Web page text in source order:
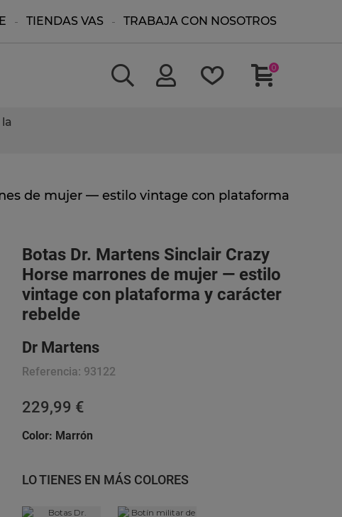
TIENDAS VAS TRABAJA CON NOSOTROS
0
de mujer — estilo vintage con plataforma
Botas Dr. Martens Sinclair Crazy
Horse marrones de mujer — estilo
vintage con plataforma y carácter
rebelde
Dr Martens
Referencia: 93122
229,99 €
Color: Marrón
LO TIENES EN MÁS COLORES